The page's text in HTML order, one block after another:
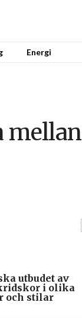
Energi
mellan
utbudet av
i olika
och stilar